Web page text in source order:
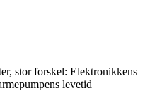
stor forskel: Elektronikkens
levetid